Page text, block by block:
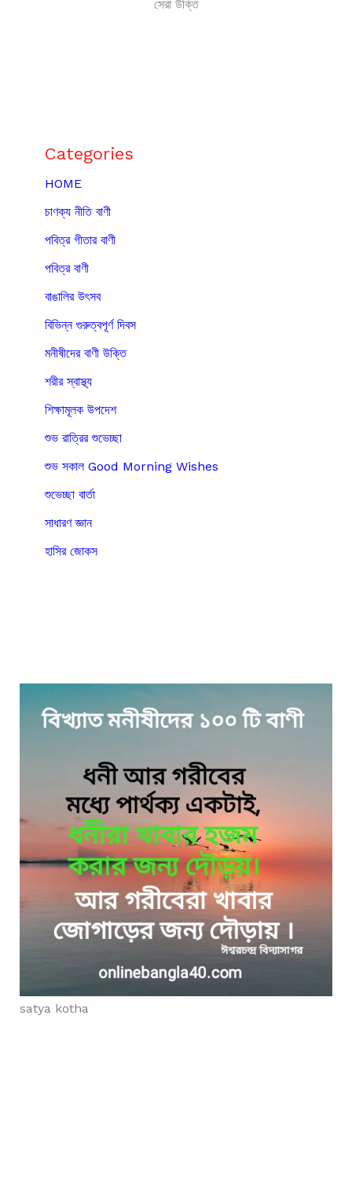
সেরা উক্তি
Categories
HOME
চাণক্য নীতি বাণী
পবিত্র গীতার বাণী
পবিত্র বাণী
বাঙালির উৎসব
বিভিন্ন গুরুত্বপূর্ণ দিবস
মনীষীদের বাণী উক্তি
শরীর স্বাস্থ্য
শিক্ষামূলক উপদেশ
শুভ রাত্রির শুভেচ্ছা
শুভ সকাল Good Morning Wishes
শুভেচ্ছা বার্তা
সাধারণ জ্ঞান
হাসির জোকস
satya kotha